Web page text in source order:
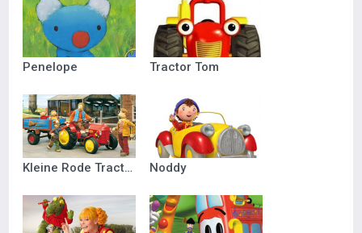
Penelope Tractor Tom
Kleine Rode Tractor Noddy